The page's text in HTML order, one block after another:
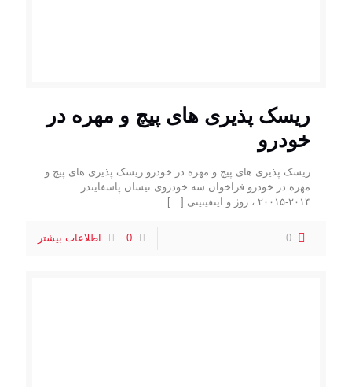
ریسک پذیری های پیچ و مهره در
خودرو
ریسک پذیری های پیچ و مهره در خودرو ریسک پذیری های پیچ و
مهره در خودرو فراخوان سه خودروی نیسان پاسفایندر
۲۰۱۴-۲۰۰۱۵ ، روژ و اینفینیتی
[…]
0
0 اطلاعات بیشتر